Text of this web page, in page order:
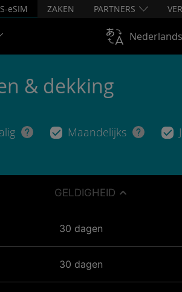
eSIM ZAKEN PARTNERS
Nederlands
& dekking
Maandelijks
GELDIGHEID
30 dagen
30 dagen